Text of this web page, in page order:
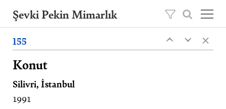
Şevki Pekin Mimarlık
mimarlık ofisini, 2020 yılından itibaren oğlu
Ömer Pekin yönetmektedir.
Projeler
Hakkımızda
155 ‹
‹ ×
Konut
Silivri, İstanbul
1991